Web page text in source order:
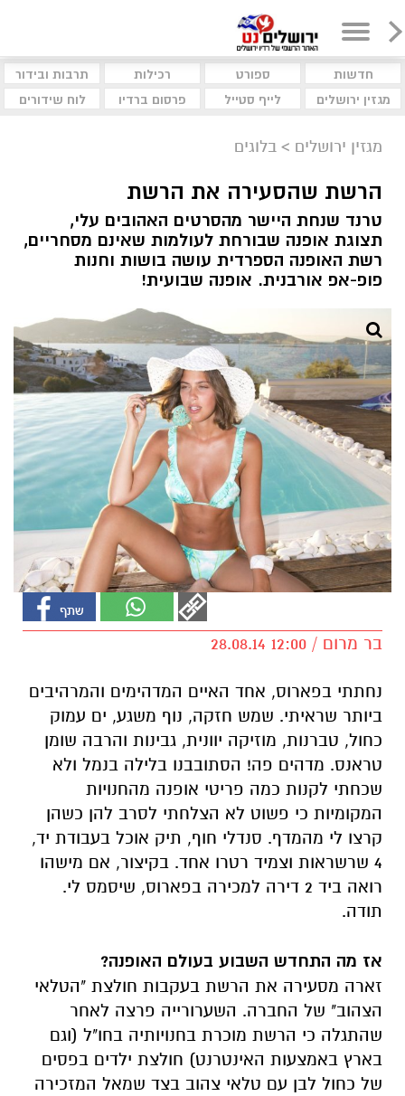
חדשות ספורט רכילות
תרבות ובידור
מגזין ירושלים
לייף סטייל פרסום ברדיו לוח שידורים
מגזין ירושלים > בלוגים
הרשת שהסעירה את הרשת
טרנד שנחת היישר מהסרטים האהובים עלי,
תצוגת אופנה שבורחת לעולמות שאינם מסחריים,
רשת האופנה הספרדית עושה בושות וחנות
פופ-אפ אורבנית. אופנה שבועית!
בר מרום / 12:00 28.08.14
נחתתי בפארוס, אחד האיים המדהימים והמרהיבים
ביותר שראיתי. שמש חזקה, נוף משגע, ים עמוק
כחול, טברנות, מוזיקה יוונית, גבינות והרבה שומן
טראנס. מדהים פה! הסתובבנו בלילה בנמל ולא
שכחתי לקנות כמה פריטי אופנה מהחנויות
המקומיות כי פשוט לא הצלחתי לסרב להן כשהן
קרצו לי מהמדף. סנדלי חוף, תיק אוכל בעבודת יד,
4 שרשראות וצמיד רטרו אחד. בקיצור, אם מישהו
רואה ביד 2 דירה למכירה בפארוס, שיסמס לי.
תודה.
אז מה התחדש השבוע בעולם האופנה?
זארה מסעירה את הרשת בעקבות חולצת "הטלאי
הצהוב" של החברה. השערורייה פרצה לאחר
שהתגלה כי הרשת מוכרת בחנויותיה בחו"ל (וגם
בארץ באמצעות האינטרנט) חולצת ילדים בפסים
של כחול לבן עם טלאי צהוב בצד שמאל המזכירה